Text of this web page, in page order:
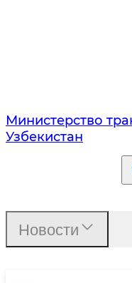
Министерство
Узбекистан
Новости